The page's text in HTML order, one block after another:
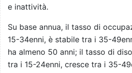
e inattività.
Su base annua, il tasso di
15-34enni, è stabile tra i 35-
ha almeno 50 anni; il tasso di
tra i 15-24enni, cresce tra i 35-